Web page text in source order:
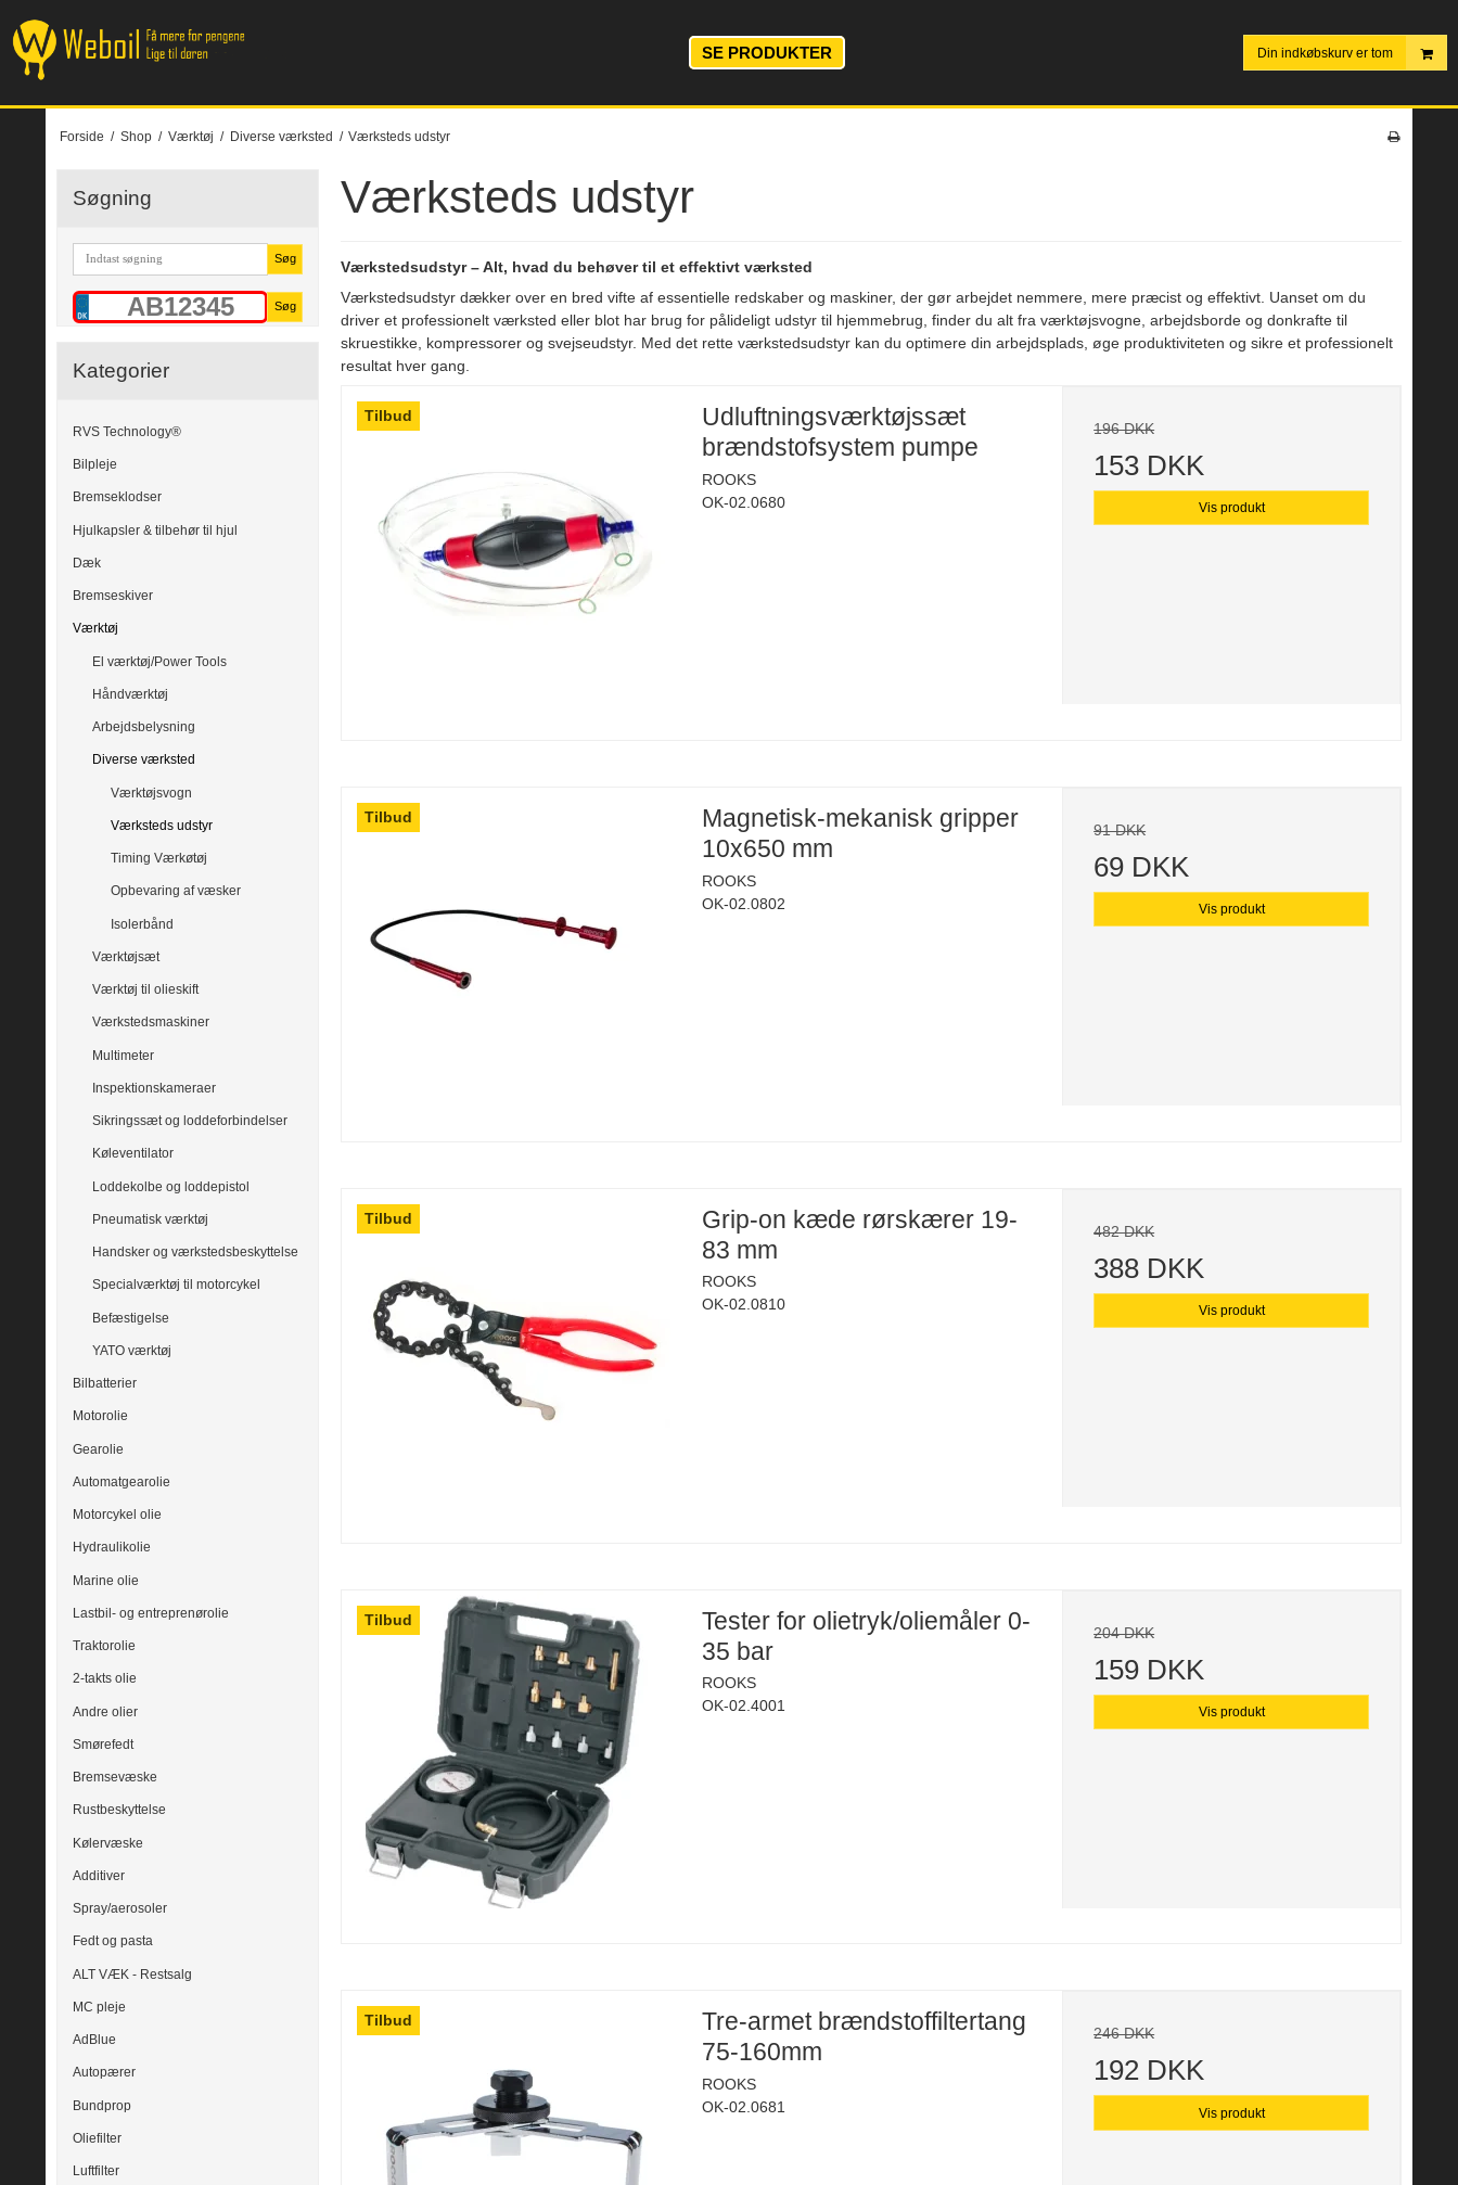
SE PRODUKTER Din indkøbskurv er tom
Forside / Shop / Værktøj / Diverse værksted / Værksteds udstyr
Søgning
Søg
Søg
Kategorier
RVS Technology®
Bilpleje
Bremseklodser
Hjulkapsler & tilbehør til hjul
Dæk
Bremseskiver
Værktøj
El værktøj/Power Tools
Håndværktøj
Arbejdsbelysning
Diverse værksted
Værktøjsvogn
Værksteds udstyr
Timing Værkøtøj
Opbevaring af væsker
Isolerbånd
Værktøjsæt
Værktøj til olieskift
Værkstedsmaskiner
Multimeter
Inspektionskameraer
Sikringssæt og loddeforbindelser
Køleventilator
Loddekolbe og loddepistol
Pneumatisk værktøj
Handsker og værkstedsbeskyttelse
Specialværktøj til motorcykel
Befæstigelse
YATO værktøj
Bilbatterier
Motorolie
Gearolie
Automatgearolie
Motorcykel olie
Hydraulikolie
Marine olie
Lastbil- og entreprenørolie
Traktorolie
2-takts olie
Andre olier
Smørefedt
Bremsevæske
Rustbeskyttelse
Kølervæske
Additiver
Spray/aerosoler
Fedt og pasta
ALT VÆK - Restsalg
MC pleje
AdBlue
Autopærer
Bundprop
Oliefilter
Luftfilter
Værksteds udstyr
Værkstedsudstyr – Alt, hvad du behøver til et effektivt værksted
Værkstedsudstyr dækker over en bred vifte af essentielle redskaber og maskiner, der gør arbejdet nemmere, mere præcist og effektivt. Uanset om du
driver et professionelt værksted eller blot har brug for pålideligt udstyr til hjemmebrug, finder du alt fra værktøjsvogne, arbejdsborde og donkrafte til
skruestikke, kompressorer og svejseudstyr. Med det rette værkstedsudstyr kan du optimere din arbejdsplads, øge produktiviteten og sikre et professionelt
resultat hver gang.
Tilbud
Udluftningsværktøjssæt
brændstofsystem pumpe
ROOKS
OK-02.0680
196 DKK
153 DKK
Vis produkt
Tilbud
Magnetisk-mekanisk gripper
10x650 mm
ROOKS
OK-02.0802
91 DKK
69 DKK
Vis produkt
Tilbud
Grip-on kæde rørskærer 19-
83 mm
ROOKS
OK-02.0810
482 DKK
388 DKK
Vis produkt
Tilbud
Tester for olietryk/oliemåler 0-
35 bar
ROOKS
OK-02.4001
204 DKK
159 DKK
Vis produkt
Tilbud
Tre-armet brændstoffiltertang
75-160mm
ROOKS
OK-02.0681
246 DKK
192 DKK
Vis produkt